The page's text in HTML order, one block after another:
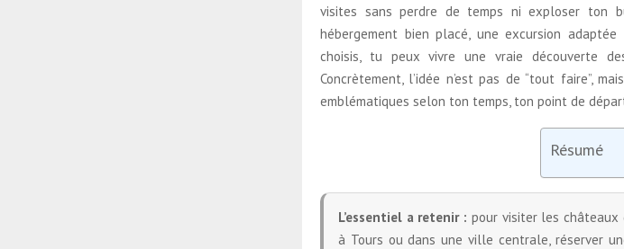
visites sans perdre de temps ni exploser ton
hébergement bien placé, une excursion
choisis, tu peux vivre une vraie découverte
Concrètement, l’idée n’est pas de “tout faire”,
emblématiques selon ton temps, ton point de
Résumé
L’essentiel a retenir : pour visiter les châteaux
à Tours ou dans une ville centrale, réserver